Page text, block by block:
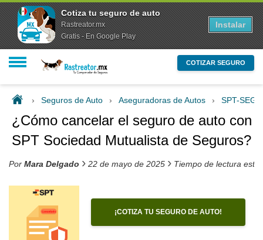
COTIZAR SEGURO
› Seguros de Auto › Aseguradoras de Autos › SPT-
¿Cómo cancelar el seguro de auto con
SPT Sociedad Mutualista de Seguros?
Por Mara Delgado › 22 de mayo de 2025 › Tiempo de lectura
¡COTIZA TU SEGURO DE AUTO!
Cotiza tu seguro de auto
Rastreator.mx
Gratis - En Google Play
Instalar